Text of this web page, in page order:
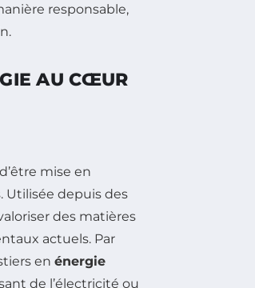
responsable,
AU CŒUR
mise en
Utilisée depuis des
des matières
actuels. Par
en énergie
de l’électricité ou